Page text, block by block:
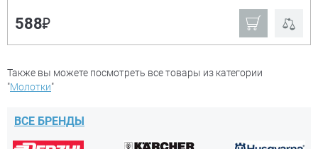
588₽
Также вы можете посмотреть все товары из категории
"Молотки"
ВСЕ БРЕНДЫ